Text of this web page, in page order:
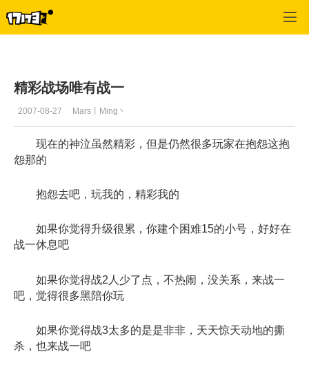
精彩战场唯有战一
2007-08-27 Mars丨Ming丶
现在的神泣虽然精彩，但是仍然很多玩家在抱怨这抱
怨那的
抱怨去吧，玩我的，精彩我的
如果你觉得升级很累，你建个困难15的小号，好好在
战一休息吧
如果你觉得战2人少了点，不热闹，没关系，来战一
吧，觉得很多黑陪你玩
如果你觉得战3太多的是是非非，天天惊天动地的撕
杀，也来战一吧